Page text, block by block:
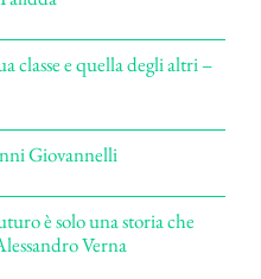
classe e quella degli altri –
Giovannelli
è solo una storia che
Verna